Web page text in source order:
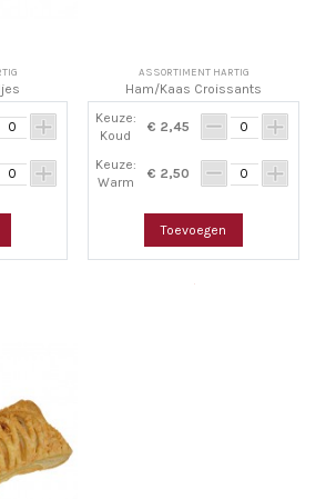
ASSORTIMENT HARTIG
Ham/Kaas Croissants
Keuze:
Koud
€ 2,45
Keuze:
Warm
€ 2,50
Toevoegen